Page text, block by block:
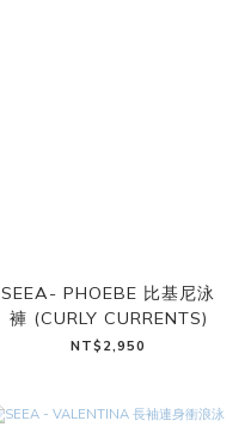
SEEA- PHOEBE 比基尼泳
褲 (CURLY CURRENTS)
NT$2,950